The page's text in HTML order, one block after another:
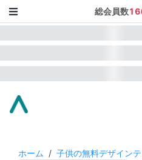
総会員数
ホーム / 子供の無料デザイン